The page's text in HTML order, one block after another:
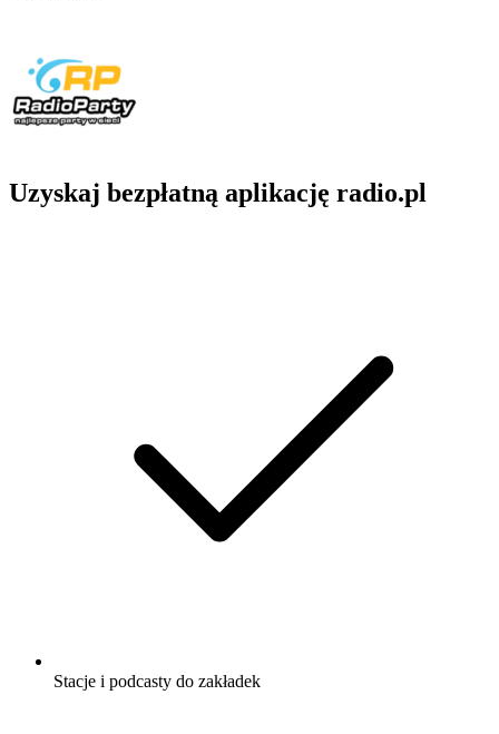
Uzyskaj bezpłatną aplikację radio.pl
Stacje i podcasty do zakładek